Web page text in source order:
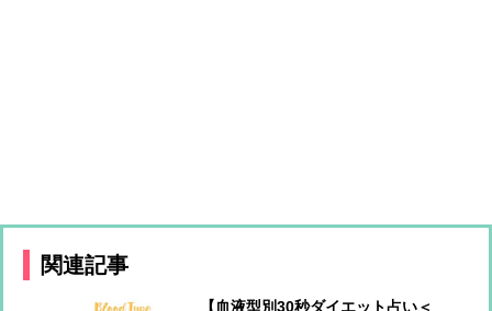
関連記事
【血液型別30秒ダイエット占い＜